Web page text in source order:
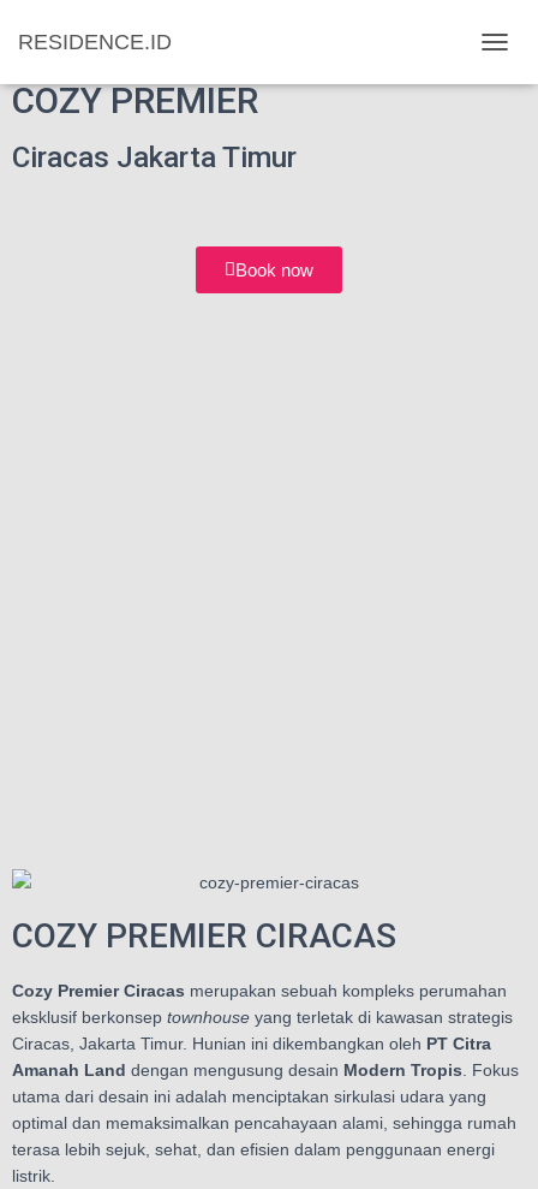
RESIDENCE.ID
O
COZY PREMIER
Ciracas Jakarta Timur
Book now
COZY PREMIER CIRACAS
Cozy Premier Ciracas merupakan sebuah kompleks perumahan
eksklusif berkonsep townhouse yang terletak di kawasan strategis
Ciracas, Jakarta Timur. Hunian ini dikembangkan oleh PT Citra
Amanah Land dengan mengusung desain Modern Tropis. Fokus
utama dari desain ini adalah menciptakan sirkulasi udara yang
optimal dan memaksimalkan pencahayaan alami, sehingga rumah
terasa lebih sejuk, sehat, dan efisien dalam penggunaan energi
listrik.